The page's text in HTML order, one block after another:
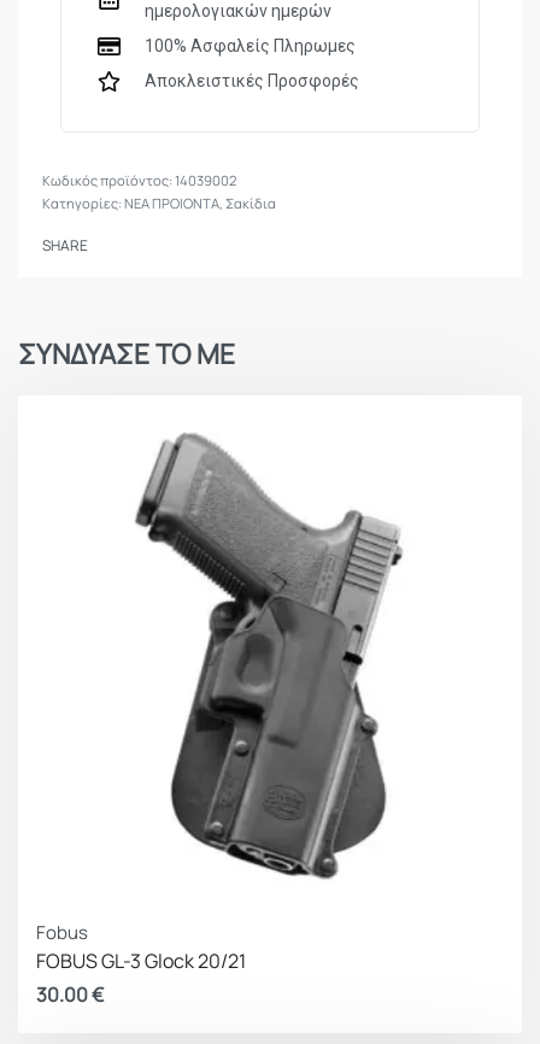
Διακοσμητικές ραφές σε έντονη αντίθεση και
μεγάλη μεταλλική αγκράφα
ημερολογιακών ημερών
100% Ασφαλείς Πληρωμες
Αποκλειστικές Προσφορές
14039002
Κατηγορίες:ΝΕΑ ΠΡΟΙΟΝΤΑ, Σακίδια
SHARE
ΣΥΝΔΥΑΣΕ ΤΟ ΜΕ
Fobus
FOBUS GL-3 Glock 20/21
30.00€